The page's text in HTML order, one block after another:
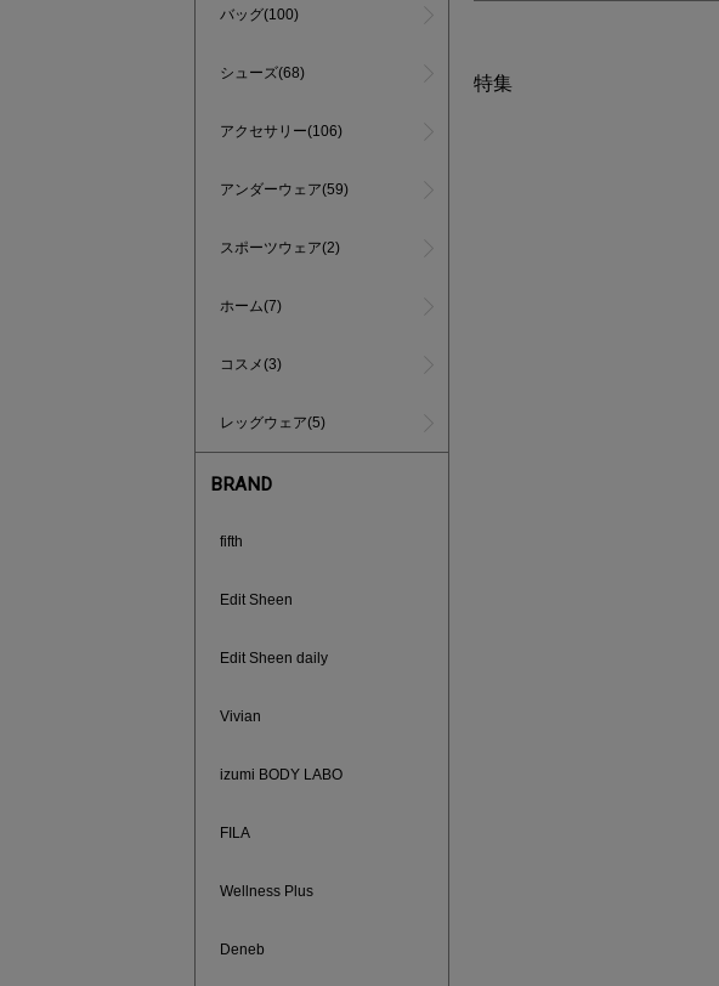
バッグ(100)
シューズ(68)
アクセサリー(106)
アンダーウェア(59)
スポーツウェア(2)
ホーム(7)
コスメ(3)
レッグウェア(5)
BRAND
fifth
Edit Sheen
Edit Sheen daily
Vivian
izumi BODY LABO
FILA
Wellness Plus
Deneb
特集